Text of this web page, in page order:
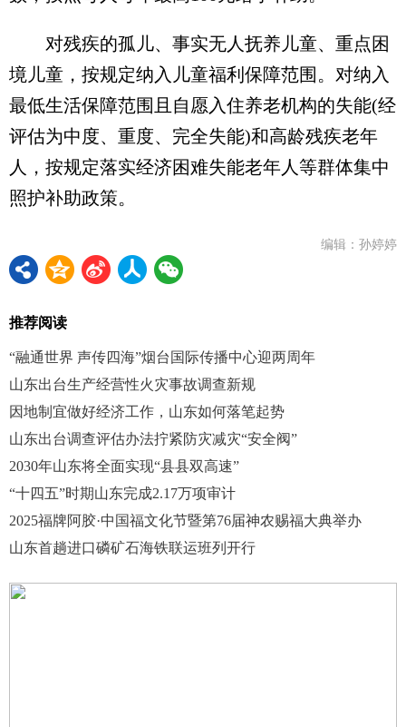
对残疾的孤儿、事实无人抚养儿童、重点困
境儿童，按规定纳入儿童福利保障范围。对纳入
最低生活保障范围且自愿入住养老机构的失能(经
评估为中度、重度、完全失能)和高龄残疾老年
人，按规定落实经济困难失能老年人等群体集中
照护补助政策。
编辑：孙婷婷
推荐阅读
“融通世界 声传四海”烟台国际传播中心迎两周年
山东出台生产经营性火灾事故调查新规
因地制宜做好经济工作，山东如何落笔起势
山东出台调查评估办法拧紧防灾减灾“安全阀”
2030年山东将全面实现“县县双高速”
“十四五”时期山东完成2.17万项审计
2025福牌阿胶·中国福文化节暨第76届神农赐福大典举办
山东首趟进口磷矿石海铁联运班列开行